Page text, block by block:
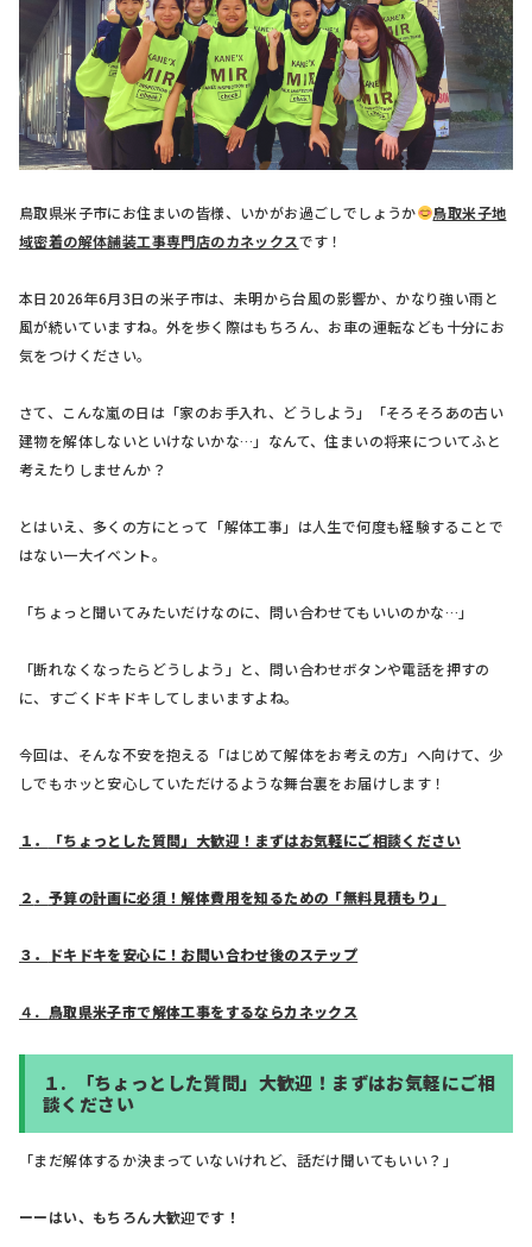
鳥取県米子市にお住まいの皆様、いかがお過ごしでしょうか
鳥取米子地
域密着の解体舗装工事専門店のカネックスです！
本日2026年6月3日の米子市は、未明から台風の影響か、かなり強い雨と
風が続いていますね。外を歩く際はもちろん、お車の運転なども十分にお
気をつけください。
さて、こんな嵐の日は「家のお手入れ、どうしよう」「そろそろあの古い
建物を解体しないといけないかな…」なんて、住まいの将来についてふと
考えたりしませんか？
とはいえ、多くの方にとって「解体工事」は人生で何度も経験することで
はない一大イベント。
「ちょっと聞いてみたいだけなのに、問い合わせてもいいのかな…」
「断れなくなったらどうしよう」と、問い合わせボタンや電話を押すの
に、すごくドキドキしてしまいますよね。
今回は、そんな不安を抱える「はじめて解体をお考えの方」へ向けて、少
しでもホッと安心していただけるような舞台裏をお届けします！
１ ． 「ちょっとした質問」大歓迎！まずはお気軽にご相談ください
２ ． 予算の計画に必須！解体費用を知るための「無料見積もり」
３． ドキドキを安心に！お問い合わせ後のステップ
４． 鳥取県米子市で解体工事をするならカネックス
１.
「ちょっとした質問」大歓迎！まずはお気軽にご相
談ください
「まだ解体するか決まっていないけれど、話だけ聞いてもいい？」
ーーはい、もちろん大歓迎です！